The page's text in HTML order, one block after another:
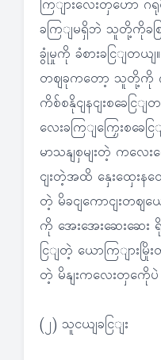
ကြျားလေးတှဟော ဂရု
ခကြျမရှိဘဲ သူတို့ကိုခစြ
ခွုံမှုကို ခံစားခငြျတယျ။
တဈခုကတော့ သူတို့ကို ဂရု
ကိစ်စနိုငျနငျးစခေငြျ
လေးခကြျကြှေးစခေ
မာသနျစှမျးတဲ့ ကလေး
ငျးတဲ့အထိ နှေးထှေးန
တဲ့ မိခငျကောငျးတဈ
ကို အေးအေးဆေးဆေး ရိုး
ငြျတဲ့ ယောကြျားမ
တဲ့ မိနျးကလေးတှကေို
(၂) သူငယျခငြျး